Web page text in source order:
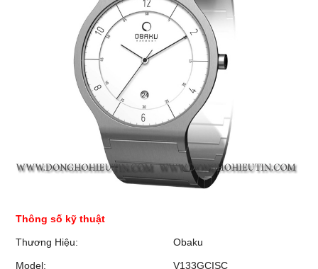
Thông số kỹ thuật
Thương Hiệu: Obaku
Model: V133GCISC